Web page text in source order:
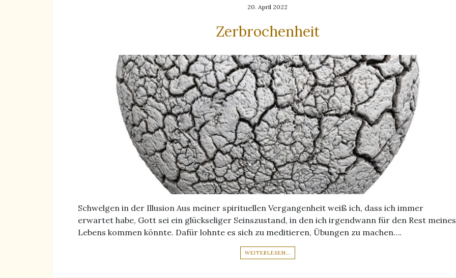
20. April 2022
Zerbrochenheit
Schwelgen in der Illusion Aus meiner spirituellen Vergangenheit weiß ich, dass ich immer
erwartet habe, Gott sei ein glückseliger Seinszustand, in den ich irgendwann für den Rest meines
Lebens kommen könnte. Dafür lohnte es sich zu meditieren, Übungen zu machen….
WEITERLESEN…